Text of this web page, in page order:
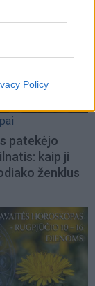
Policy
patekėjo
kaip ji
ženklus